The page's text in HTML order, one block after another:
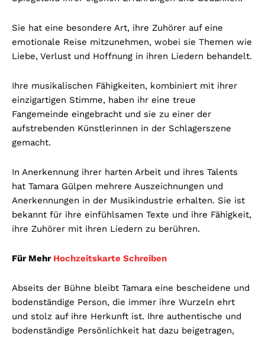
Sie hat eine besondere Art, ihre Zuhörer auf eine
emotionale Reise mitzunehmen, wobei sie Themen wie
Liebe, Verlust und Hoffnung in ihren Liedern behandelt.
Ihre musikalischen Fähigkeiten, kombiniert mit ihrer
einzigartigen Stimme, haben ihr eine treue
Fangemeinde eingebracht und sie zu einer der
aufstrebenden Künstlerinnen in der Schlagerszene
gemacht.
In Anerkennung ihrer harten Arbeit und ihres Talents
hat Tamara Gülpen mehrere Auszeichnungen und
Anerkennungen in der Musikindustrie erhalten. Sie ist
bekannt für ihre einfühlsamen Texte und ihre Fähigkeit,
ihre Zuhörer mit ihren Liedern zu berühren.
Für Mehr Hochzeitskarte Schreiben
Abseits der Bühne bleibt Tamara eine bescheidene und
bodenständige Person, die immer ihre Wurzeln ehrt
und stolz auf ihre Herkunft ist. Ihre authentische und
bodenständige Persönlichkeit hat dazu beigetragen,